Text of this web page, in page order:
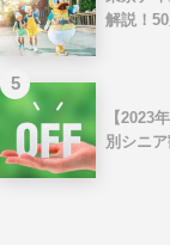
解説！
5
【2023
別シニ